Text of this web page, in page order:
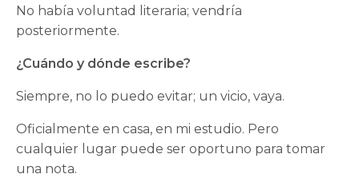
No había voluntad literaria; vendría
posteriormente.
¿Cuándo y dónde escribe?
Siempre, no lo puedo evitar; un vicio, vaya.
Oficialmente en casa, en mi estudio. Pero
cualquier lugar puede ser oportuno para tomar
una nota.